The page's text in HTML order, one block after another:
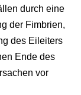
durch eine
der Fimbrien,
des Eileiters
Ende des
vor